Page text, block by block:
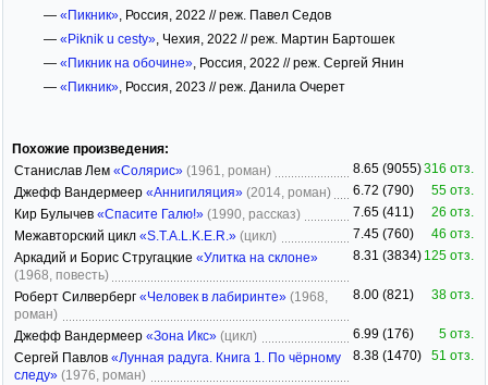
— «Пикник», Россия, 2022 // реж. Павел Седов
— «Piknik u cesty», Чехия, 2022 // реж. Мартин Бартошек
— «Пикник на обочине», Россия, 2022 // реж. Сергей Янин
— «Пикник», Россия, 2023 // реж. Данила Очерет
Похожие произведения:
Станислав Лем «Солярис» (1961, роман) 8.65 (9055)316 отз.
Джефф Вандермеер «Аннигиляция» (2014, роман) 6.72 (790)
55 отз.
Кир Булычев «Спасите Галю!» (1990, рассказ) 7.65 (411)
26 отз.
Межавторский цикл «S.T.A.L.K.E.R.» (цикл) 7.45 (760)
46 отз.
Аркадий и Борис Стругацкие «Улитка на склоне»
(1968, повесть)
8.31 (3834) 125 отз.
Роберт Силверберг «Человек в лабиринте» (1968,
роман)
8.00 (821) 38 отз.
Джефф Вандермеер «Зона Икс» (цикл) 6.99 (176)
5 отз.
Сергей Павлов «Лунная радуга. Книга 1. По чёрному
следу» (1976, роман)
8.38 (1470) 51 отз.